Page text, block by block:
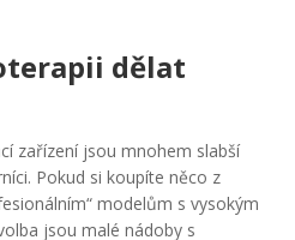
dělat
zařízení jsou mnohem slabší
Pokud si koupíte něco z
modelům s vysokým
jsou malé nádoby s